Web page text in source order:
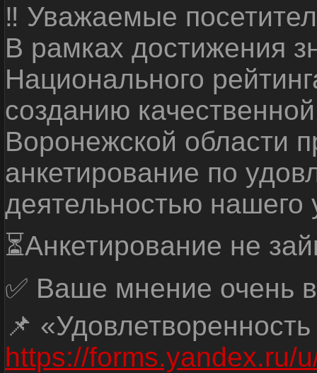
‼ Уважаемые
В рамках достижения
Национального
созданию
Воронежской области
анкетирование по
деятельностью нашего
⏳Анкетирование не
✅ Ваше мнение очень
📌
https://forms.yandex.ru/